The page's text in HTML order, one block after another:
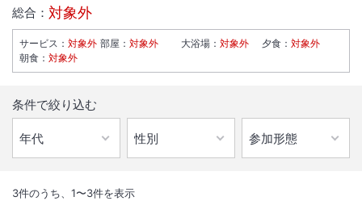
総合： 対象外
サービス ： 対象外 部屋 ： 対象外 大浴場 ： 対象外 夕食 ： 対象外
朝食 ： 対象外
条件で絞り込む
3件のうち、 1〜3件を表示